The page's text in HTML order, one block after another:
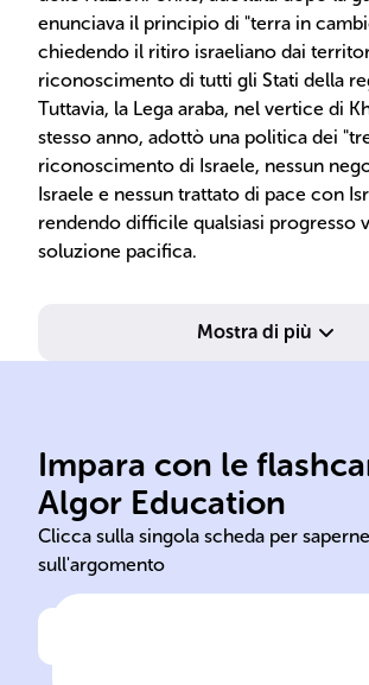
enunciava il principio di "terra in
chiedendo il ritiro israeliano dai
riconoscimento di tutti gli Stati della
Tuttavia, la Lega araba, nel vertice di
stesso anno, adottò una politica dei
riconoscimento di Israele, nessun
Israele e nessun trattato di pace con
rendendo difficile qualsiasi progresso
soluzione pacifica.
Mostra di più
Impara con le
Algor Education
Clicca sulla singola scheda per
sull'argomento
novembre 181 ebraico